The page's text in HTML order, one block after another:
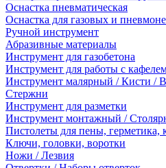
Оснастка пневматическая
Оснастка для газовых и
Ручной инструмент
Абразивные материалы
Инструмент для газобетона
Инструмент для работы с
Инструмент малярный / Кисти /
Стержни
Инструмент для разметки
Инструмент монтажный /
Пистолеты для пены, герметика,
Ключи, головки, воротки
Ножи / Лезвия